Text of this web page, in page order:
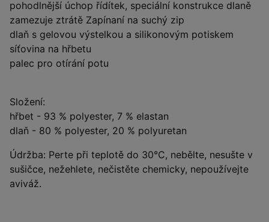
pohodlnější úchop řídítek, speciální konstrukce dlaně
zamezuje ztrátě Zapínaní na suchý zip
dlaň s gelovou výstelkou a silikonovým potiskem
síťovina na hřbetu
palec pro otírání potu
Složení:
hřbet - 93 % polyester, 7 % elastan
dlaň - 80 % polyester, 20 % polyuretan
Údržba: Perte při teplotě do 30°C, nebělte, nesušte v
sušičce, nežehlete, nečistěte chemicky, nepoužívejte
aviváž.